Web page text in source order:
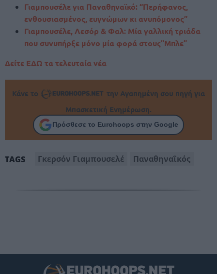
Γιαμπουσέλε για Παναθηναϊκό: “Περήφανος,
ενθουσιασμένος, ευγνώμων κι ανυπόμονος”
Γιαμπουσέλε, Λεσόρ & Φαλ: Μία γαλλική τριάδα
που συνυπήρξε μόνο μία φορά στους”Μπλε”
Δείτε ΕΔΩ τα τελευταία νέα
Κάνε το
την Αγαπημένη σου πηγή για
Μπασκετική Ενημέρωση.
Πρόσθεσε το Eurohoops στην Google
TAGS Γκερσόν Γιαμπουσελέ Παναθηναΐκός